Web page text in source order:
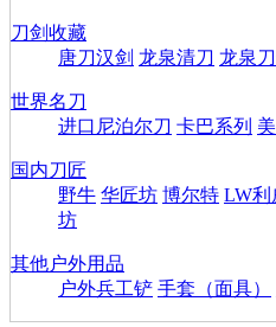
刀剑收藏
唐刀汉剑 龙泉清刀 龙泉
世界名刀
进口尼泊尔刀 卡巴系列
国内刀匠
野牛 华匠坊 博尔特 LW利
坊
其他户外用品
户外兵工铲 手套（面具）